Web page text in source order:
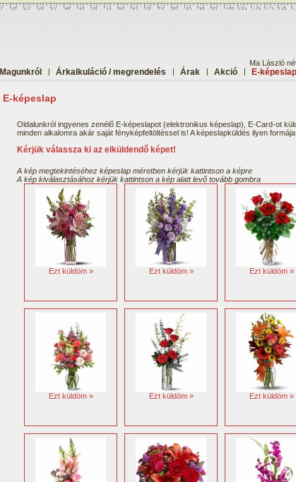
Ma László
Magunkról | Árkalkuláció / megrendelés | Árak | Akció | E-képeslap
E-képeslap
Oldalunkról ingyenes zenélő E-képeslapot (elektronikus képeslap), E-Card-ot
minden alkalomra akár saját fényképfeltöltéssel is! A képeslapküldés ilyen
Kérjük válassza ki az elküldendő képet!
A kép megtekintéséhez képeslap méretben kérjük kattintson a képre
A kép kiválasztásához kérjük kattintson a kép alatt levő tovább gombra
Ezt küldöm » Ezt küldöm » Ezt küldöm »
Ezt küldöm » Ezt küldöm » Ezt küldöm »